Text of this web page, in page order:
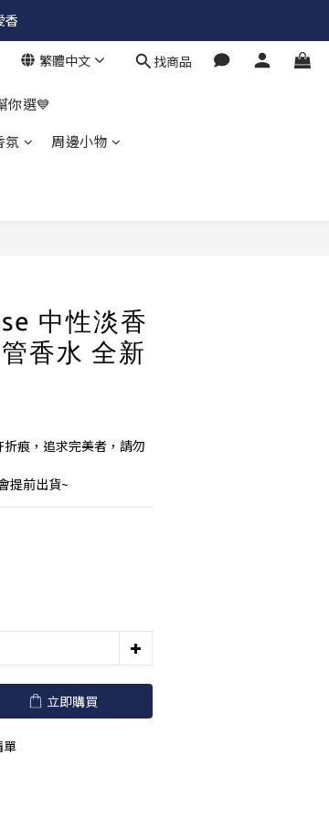
香
繁體中文 找商品
你選💙
氛
周邊小物
中性淡香
香水 全新
痕，追求完美者，請勿
提前出貨~
立即購買
單